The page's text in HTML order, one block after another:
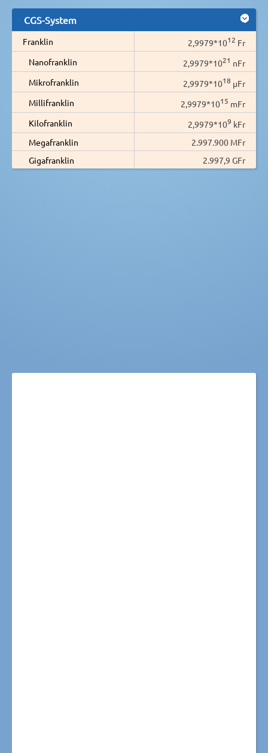
CGS-System
Franklin 2,9979*1012 Fr
Nanofranklin
2,9979*1021 nFr
Mikrofranklin
2,9979*1018 µFr
Millifranklin
2,9979*1015 mFr
Kilofranklin
2,9979*109 kFr
Megafranklin
2.997.900 MFr
Gigafranklin
2.997,9 GFr